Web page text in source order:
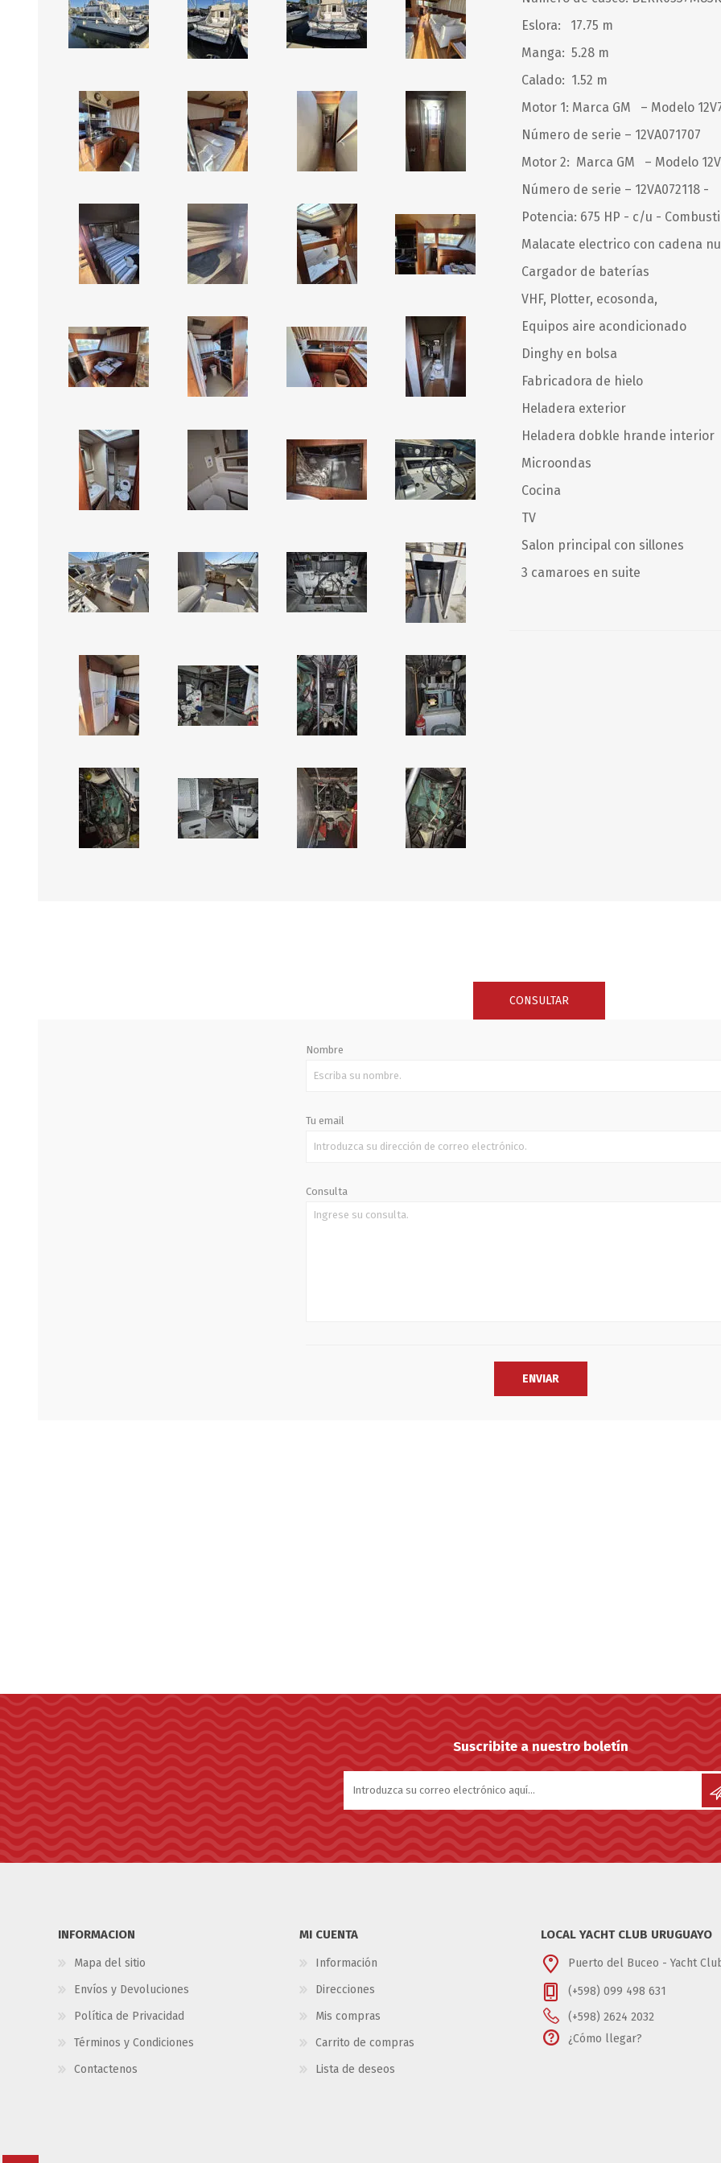
STALOK SUNCOR STAINLESS
Eslora: 17.75 m
Manga: 5.28 m
Calado: 1.52 m
Motor 1: Marca GM – Modelo
Número de serie – 12VA071707
Motor 2: Marca GM – Modelo
Número de serie – 12VA072118 -
Potencia: 675 HP - c/u -
Malacate electrico con cadena
Cargador de baterías
VHF, Plotter, ecosonda,
Equipos aire acondicionado
Dinghy en bolsa
Fabricadora de hielo
Heladera exterior
Heladera dobkle hrande interior
Microondas
Cocina
TV
Salon principal con sillones
3 camaroes en suite
CONSULTAR
Nombre
Tu email
Consulta
Suscribite a nuestro boletín
INFORMACION
Mapa del sitio
Envíos y Devoluciones
Política de Privacidad
Términos y Condiciones
Contactenos
MI CUENTA
Información
Direcciones
Mis compras
Carrito de compras
Lista de deseos
LOCAL YACHT CLUB URUGUAYO
Puerto del Buceo - Yacht
(+598) 099 498 631
(+598) 2624 2032
¿Cómo llegar?